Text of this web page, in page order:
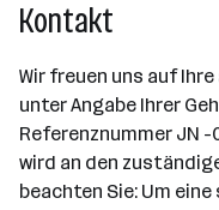
Kontakt
Wir freuen uns auf
unter Angabe Ihrer
Referenznummer JN -
wird an den
beachten Sie: Um